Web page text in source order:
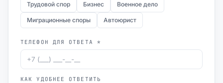
Трудовой спор Бизнес Военное дело
Миграционные споры Автоюрист
ТЕЛЕФОН ДЛЯ ОТВЕТА *
КАК УДОБНЕЕ ОТВЕТИТЬ